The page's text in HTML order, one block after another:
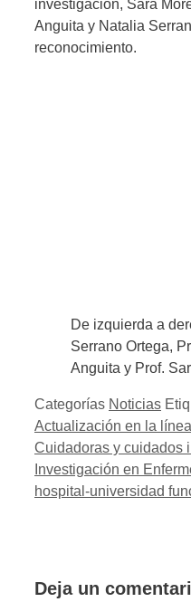
investigación, Sara
Anguita y Natalia
reconocimiento.
De izquierda a
Serrano Ortega,
Anguita y Prof.
Categorías Noticias
Actualización en la
Cuidadoras y cuidados
Investigación en
hospital-universidad
Deja un